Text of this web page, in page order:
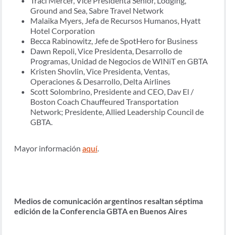
Ground and Sea, Sabre Travel Network
Malaika Myers, Jefa de Recursos Humanos, Hyatt
Hotel Corporation
Becca Rabinowitz, Jefe de SpotHero for Business
Dawn Repoli, Vice Presidenta, Desarrollo de
Programas, Unidad de Negocios de WINiT en GBTA
Kristen Shovlin, Vice Presidenta, Ventas,
Operaciones & Desarrollo, Delta Airlines
Scott Solombrino, Presidente and CEO, Dav El /
Boston Coach Chauffeured Transportation
Network; Presidente, Allied Leadership Council de
GBTA.
Mayor información aquí.
Medios de comunicación argentinos resaltan séptima
edición de la Conferencia GBTA en Buenos Aires